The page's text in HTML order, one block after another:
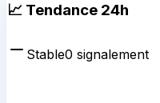
📈 Tendance 24h
Stable0 signalement